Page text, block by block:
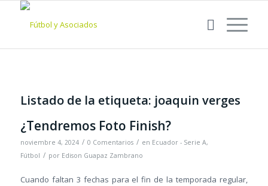
Listado de la etiqueta: joaquin verges
¿Tendremos Foto Finish?
noviembre 4, 2024 / 0 Comentarios / en Ecuador - Serie A,
Fútbol / por Edison Guapaz Zambrano
Cuando faltan 3 fechas para el fin de la temporada regular,